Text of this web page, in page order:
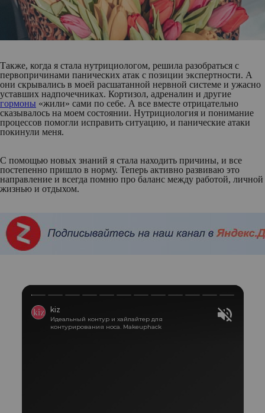
Также, когда я стала нутрициологом, решила разобраться с
первопричинами панических атак с позиции экспертности. А
они скрывались в моей расшатанной нервной системе и ужасно
уставших надпочечниках. Кортизол, адреналин и другие
гормоны «жили» сами по себе. А все вместе отрицательно
сказывалось на моем состоянии. Нутрициология и понимание
процессов помогли исправить ситуацию, и панические атаки
покинули меня.
С помощью новых знаний я стала находить причины, и все
постепенно пришло в норму. Теперь активно развиваю это
направление и всегда помню про баланс между работой, личной
жизнью и отдыхом.